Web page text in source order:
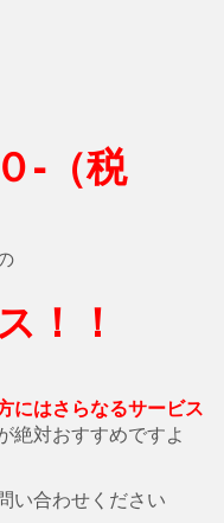
‐（税
！！
にはさらなるサービス
絶対おすすめですよ
い合わせください